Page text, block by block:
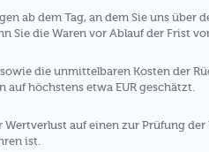
ab dem Tag, an dem Sie uns über
die Waren vor Ablauf der Frist
die unmittelbaren Kosten der
höchstens etwa EUR geschätzt.
auf einen zur Prüfung
ist.